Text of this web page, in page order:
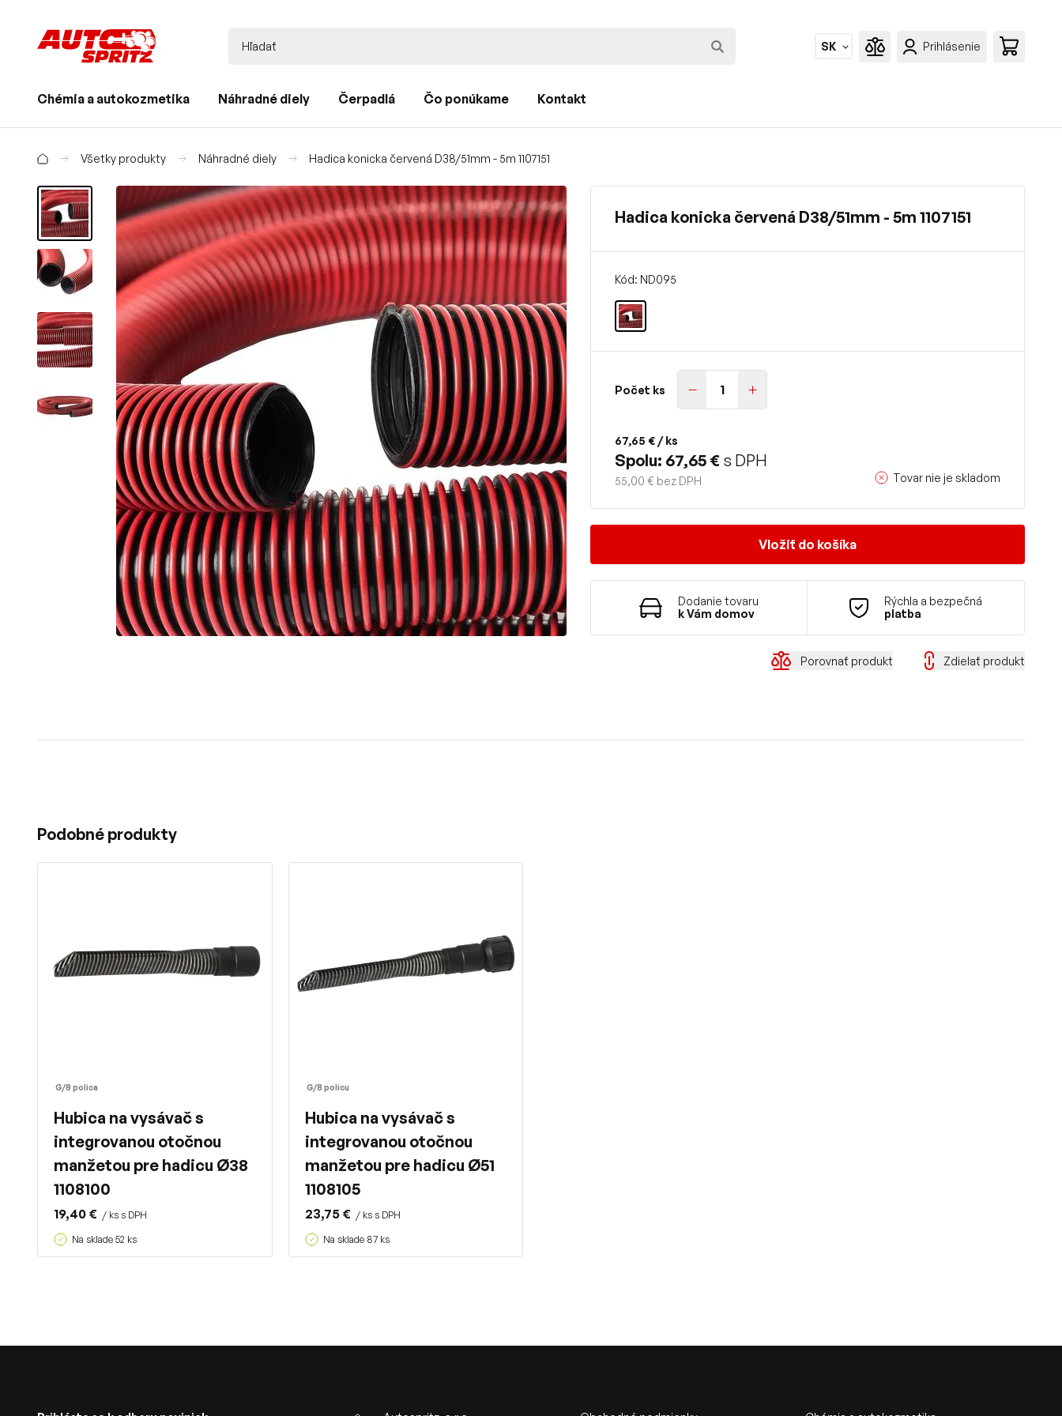
SK Prihlásenie
Chémia a autokozmetika Náhradné diely Čerpadlá Čo ponúkame Kontakt
Všetky produkty Náhradné diely Hadica konicka červená D38/51mm - 5m 1107151
Hadica konicka červená D38/51mm - 5m 1107151
Kód: ND095
Počet ks
67,65 € / ks
Spolu: 67,65 € s DPH
55,00 € bez DPH Tovar nie je skladom
Vložiť do košíka
Dodanie tovaru
k Vám domov
Rýchla a bezpečná
platba
Porovnať produkt Zdielať produkt
Podobné produkty
G/8 polica
Hubica na vysávač s
integrovanou otočnou
manžetou pre hadicu Ø38
1108100
19,40 € / ks s DPH
Na sklade 52 ks
G/8 policu
Hubica na vysávač s
integrovanou otočnou
manžetou pre hadicu Ø51
1108105
23,75 € / ks s DPH
Na sklade 87 ks